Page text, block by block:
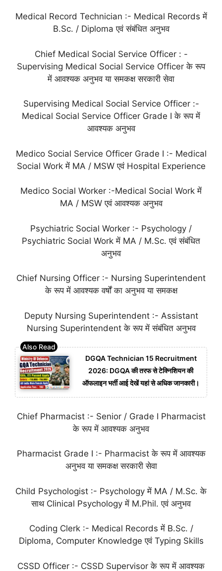
Medical Record Technician :- Medical Records में
B.Sc. / Diploma एवं संबंधित अनुभव
Chief Medical Social Service Officer : -
Supervising Medical Social Service Officer के रूप
में आवश्यक अनुभव या समकक्ष सरकारी सेवा
Supervising Medical Social Service Officer :-
Medical Social Service Officer Grade I के रूप में
आवश्यक अनुभव
Medico Social Service Officer Grade I :- Medical
Social Work में MA / MSW एवं Hospital Experience
Medico Social Worker :-Medical Social Work में
MA / MSW एवं आवश्यक अनुभव
Psychiatric Social Worker :- Psychology /
Psychiatric Social Work में MA / M.Sc. एवं संबंधित
अनुभव
Chief Nursing Officer :- Nursing Superintendent
के रूप में आवश्यक वर्षों का अनुभव या समकक्ष
Deputy Nursing Superintendent :- Assistant
Nursing Superintendent के रूप में संबंधित अनुभव
DGQA Technician 15 Recruitment
2026: DGQA की तरफ से टेक्निशियन की
ऑफलाइन भर्ती आई देखें यहां से अधिक जानकारी।
Chief Pharmacist :- Senior / Grade I Pharmacist
के रूप में आवश्यक अनुभव
Pharmacist Grade I :- Pharmacist के रूप में आवश्यक
अनुभव या समकक्ष सरकारी सेवा
Child Psychologist :- Psychology में MA / M.Sc. के
साथ Clinical Psychology में M.Phil. एवं अनुभव
Coding Clerk :- Medical Records में B.Sc. /
Diploma, Computer Knowledge एवं Typing Skills
CSSD Officer :- CSSD Supervisor के रूप में आवश्यक